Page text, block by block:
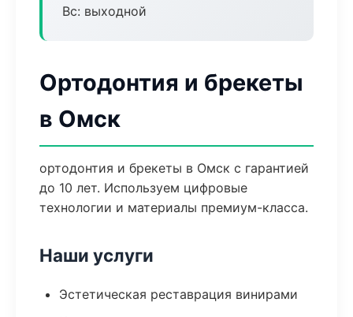
Вс: выходной
Ортодонтия и брекеты
в Омск
ортодонтия и брекеты в Омск с гарантией
до 10 лет. Используем цифровые
технологии и материалы премиум-класса.
Наши услуги
Эстетическая реставрация винирами